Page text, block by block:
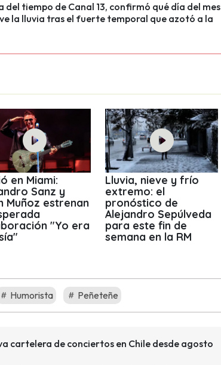
del tiempo de Canal 13, confirmó qué día del mes
la lluvia tras el fuerte temporal que azotó a la
en Miami:
Sanz y
Muñoz estrenan
"Yo era
Lluvia, nieve y frío
extremo: el
pronóstico de
Alejandro Sepúlveda
para este fin de
semana en la RM
Humorista Peñeteñe
cartelera de conciertos en Chile desde agosto